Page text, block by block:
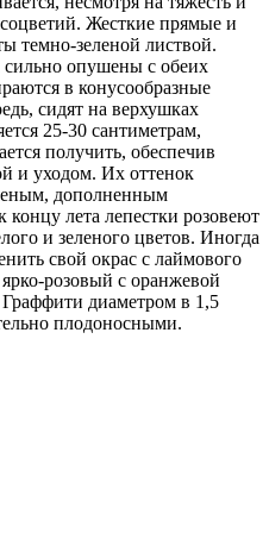
Жесткие прямые и
темно-зеленой листвой.
опушены с обеих
в конусообразные
сидят на верхушках
25-30 сантиметрам,
получить, обеспечив
и уходом. Их оттенок
дополненным
лета лепестки розовеют
и зеленого цветов. Иногда
свой окрас с лаймового
розовый с оранжевой
диаметром в 1,5
плодоносными.